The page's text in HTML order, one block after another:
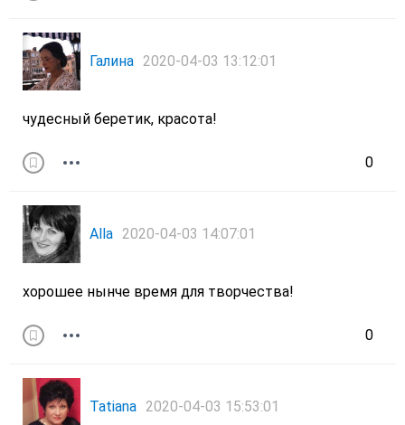
Галина 2020-04-03 13:12:01
0
чудесный беретик, красота!
Alla 2020-04-03 14:07:01
0
хорошее нынче время для творчества!
Tatiana 2020-04-03 15:53:01